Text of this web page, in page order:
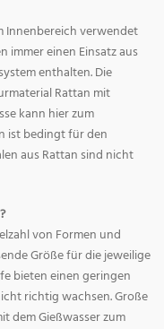
Innenbereich verwendet
immer einen Einsatz aus
enthalten. Die
Rattan mit
kann hier zum
ist bedingt für den
aus Rattan sind nicht
von Formen und
Größe für die jeweilige
bieten einen geringen
richtig wachsen. Große
dem Gießwasser zum